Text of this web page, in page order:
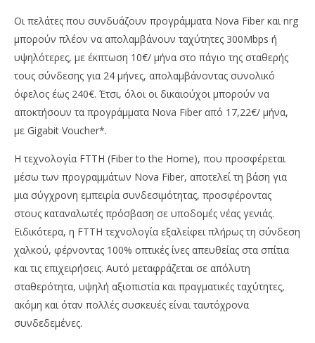
Οι πελάτες που συνδυάζουν προγράμματα Nova Fiber και nrg
μπορούν πλέον να απολαμβάνουν ταχύτητες 300Mbps ή
υψηλότερες, με έκπτωση 10€/ μήνα στο πάγιο της σταθερής
τους σύνδεσης για 24 μήνες, απολαμβάνοντας συνολικό
όφελος έως 240€. Έτσι, όλοι οι δικαιούχοι μπορούν να
αποκτήσουν τα προγράμματα Nova Fiber από 17,22€/ μήνα,
με Gigabit Voucher*.
Η τεχνολογία FTTH (Fiber to the Home), που προσφέρεται
μέσω των προγραμμάτων Nova Fiber, αποτελεί τη βάση για
μια σύγχρονη εμπειρία συνδεσιμότητας, προσφέροντας
στους καταναλωτές πρόσβαση σε υποδομές νέας γενιάς.
Ειδικότερα, η FTTH τεχνολογία εξαλείφει πλήρως τη σύνδεση
χαλκού, φέρνοντας 100% οπτικές ίνες απευθείας στα σπίτια
και τις επιχειρήσεις. Αυτό μεταφράζεται σε απόλυτη
σταθερότητα, υψηλή αξιοπιστία και πραγματικές ταχύτητες,
ακόμη και όταν πολλές συσκευές είναι ταυτόχρονα
συνδεδεμένες.